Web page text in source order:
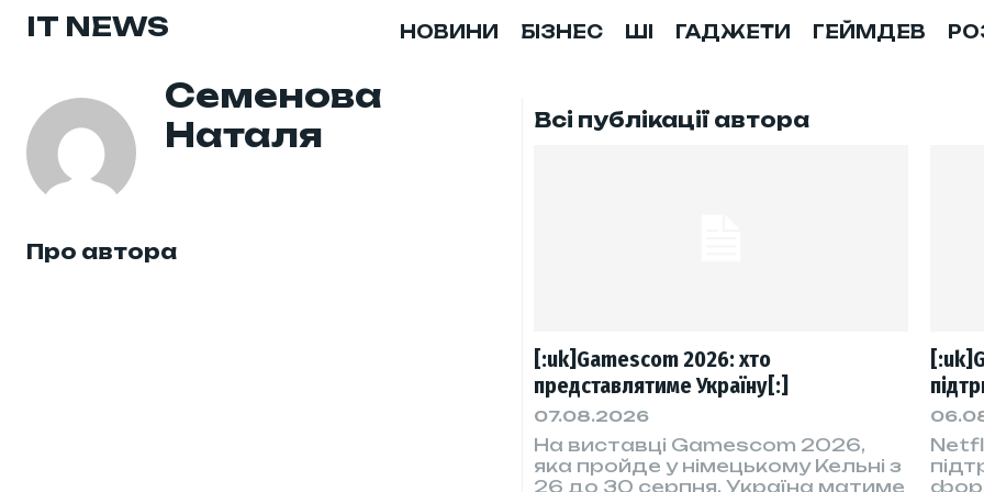
IT NEWS НОВИНИ БІЗНЕС ШІ ГАДЖЕТИ ГЕЙМДЕВ
Семенова
Наталя
Про автора
Всі публікації автора
[:uk]Gamescom 2026: хто
представлятиме Україну[:]
07.08.2026
На виставці Gamescom 2026,
яка пройде у німецькому Кельні з
26 до 30 серпня, Україна матиме